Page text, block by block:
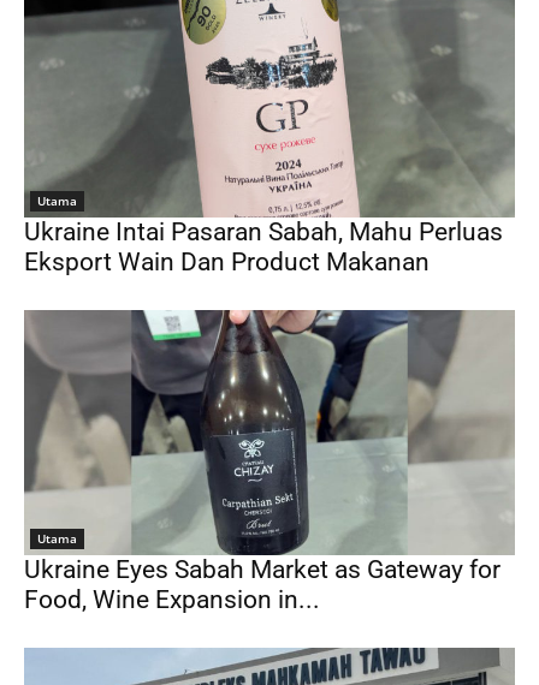
Utama
Ukraine Intai Pasaran Sabah, Mahu Perluas
Eksport Wain Dan Product Makanan
Utama
Ukraine Eyes Sabah Market as Gateway for
Food, Wine Expansion in...